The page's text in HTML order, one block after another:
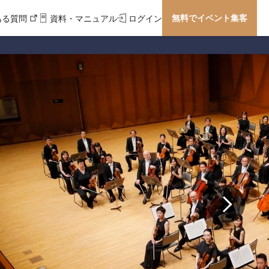
質問 資料・マニュアル ログイン 無料でイベント集客